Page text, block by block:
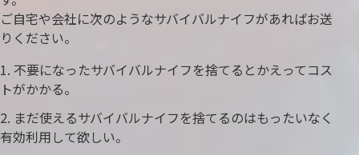
ご自宅や会社に次のようなサバイバルナイフがあればお送
りください。
不要になったサバイバルナイフを捨てるとかえってコス
トがかかる。
まだ使えるサバイバルナイフを捨てるのはもったいなく
有効利用して欲しい。